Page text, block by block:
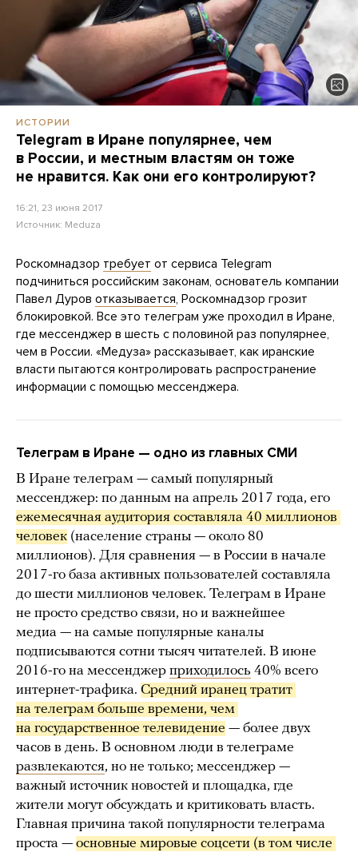
ИСТОРИИ
Telegram в Иране популярнее, чем
в России, и местным властям он тоже
не нравится. Как они его контролируют?
16:21, 23 июня 2017
Источник: Meduza
Роскомнадзор требует от сервиса Telegram
подчиниться российским законам, основатель компании
Павел Дуров отказывается, Роскомнадзор грозит
блокировкой. Все это телеграм уже проходил в Иране,
где мессенджер в шесть с половиной раз популярнее,
чем в России. «Медуза» рассказывает, как иранские
власти пытаются контролировать распространение
информации с помощью мессенджера.
Телеграм в Иране — одно из главных СМИ
В Иране телеграм — самый популярный
мессенджер: по данным на апрель 2017 года, его
ежемесячная аудитория составляла 40 миллионов
человек (население страны — около 80
миллионов). Для сравнения — в России в начале
2017-го база активных пользователей составляла
до шести миллионов человек. Телеграм в Иране
не просто средство связи, но и важнейшее
медиа — на самые популярные каналы
подписываются сотни тысяч читателей. В июне
2016-го на мессенджер приходилось 40% всего
интернет-трафика. Средний иранец тратит
на телеграм больше времени, чем
на государственное телевидение — более двух
часов в день. В основном люди в телеграме
развлекаются, но не только; мессенджер —
важный источник новостей и площадка, где
жители могут обсуждать и критиковать власть.
Главная причина такой популярности телеграма
проста — основные мировые соцсети (в том числе